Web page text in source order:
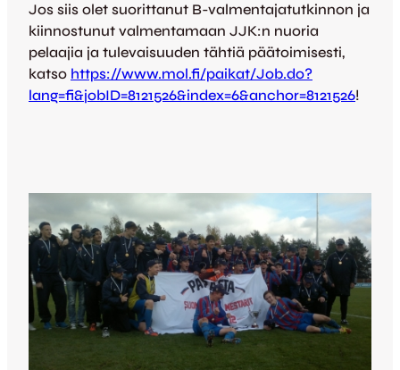
Jos siis olet suorittanut B-valmentajatutkinnon ja
kiinnostunut valmentamaan JJK:n nuoria
pelaajia ja tulevaisuuden tähtiä päätoimisesti,
katso https://www.mol.fi/paikat/Job.do?
lang=fi&jobID=8121526&index=6&anchor=8121526!